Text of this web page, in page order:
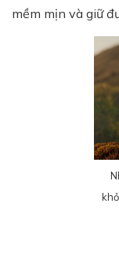
mềm mịn và giữ